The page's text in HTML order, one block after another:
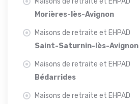
Morières-lès-Avignon
Maisons de retraite et EHPAD
Saint-Saturnin-lès-Avignon
Maisons de retraite et EHPAD
Bédarrides
Maisons de retraite et EHPAD